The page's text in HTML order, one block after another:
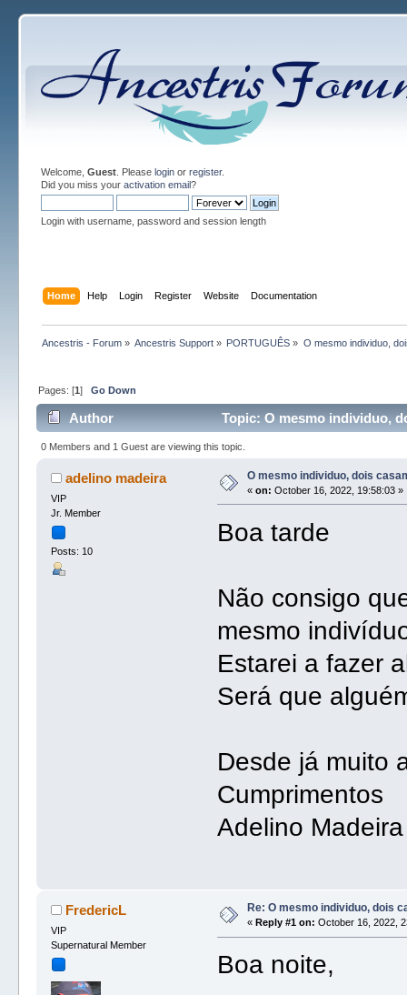
Welcome, Guest. Please loginor register.
Did you miss your activation email?
Login with username, password and session length
Home Help Login Register Website Documentation
Ancestris - Forum» Ancestris Support » PORTUGUÊS » O mesmo individuo,
Pages: [1] Go Down
Author Topic: O mesmo individuo,
0 Members and 1 Guest are viewing this topic.
adelino madeira
VIP
Jr. Member
Posts: 10
O mesmo individuo, dois
« on: October 16, 2022, 19:58:03 »
Boa tarde
Não consigo
mesmo
Estarei a fazer
Será que
Desde já muito
Cumprimentos
Adelino Madeira
FredericL
VIP
Supernatural Member
Re: O mesmo individuo, dois
« Reply #1 on: October 16, 2022,
Boa noite,